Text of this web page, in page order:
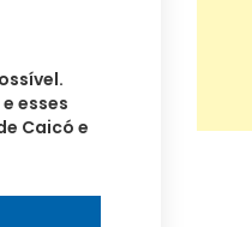
esses
Caicó e